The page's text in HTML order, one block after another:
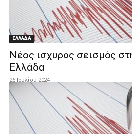
ΕΛΛΑΔΑ
Νέος ισχυρός σεισμός
Ελλάδα
26 Ιουλίου 2024